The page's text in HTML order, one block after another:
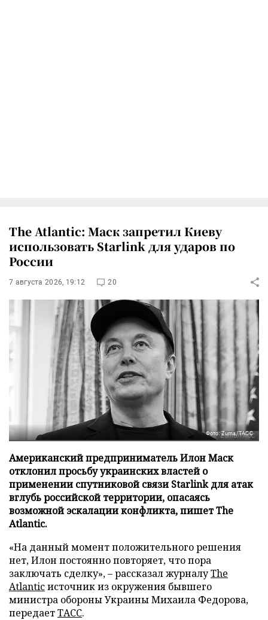
The Atlantic: Маск запретил Киеву
использовать Starlink для ударов по
России
7 августа 2026, 19:12 20
Фото: Zuma/ТАСС
Американский предприниматель Илон Маск
отклонил просьбу украинских властей о
применении спутниковой связи Starlink для атак
вглубь российской территории, опасаясь
возможной эскалации конфликта, пишет The
Atlantic.
«На данный момент положительного решения
нет, Илон постоянно повторяет, что пора
заключать сделку», – рассказал журналуThe
Atlanticисточник из окружения бывшего
министра обороны Украины Михаила Федорова,
передаетТАСС.